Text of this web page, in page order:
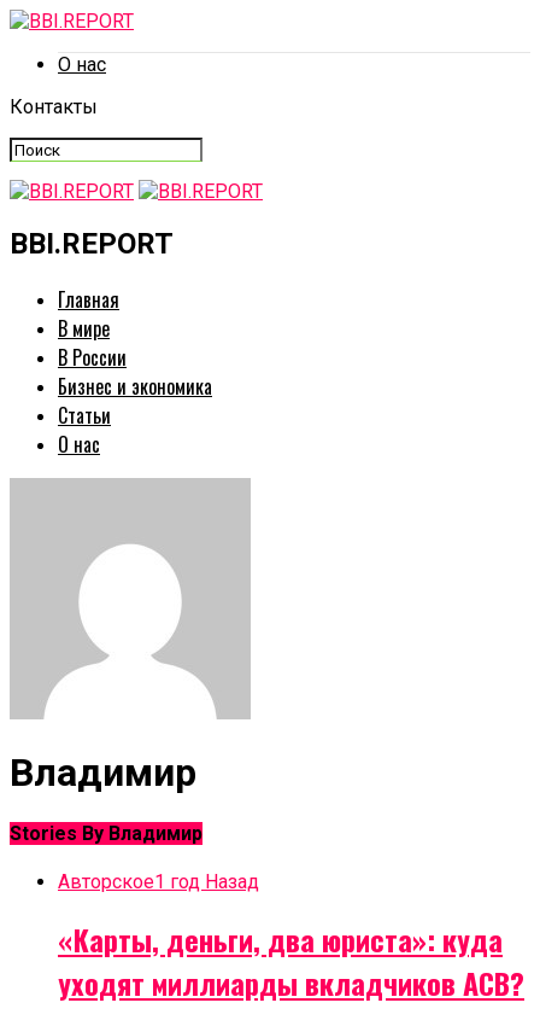
О нас
Контакты
BBI.REPORT
Главная
В мире
В России
Бизнес и экономика
Статьи
О нас
Владимир
Stories By Владимир
Авторское1 год Назад
«Карты, деньги, два юриста»: куда
уходят миллиарды вкладчиков ACB?